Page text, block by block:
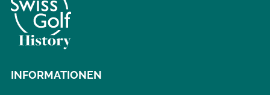
INFORMATIONEN